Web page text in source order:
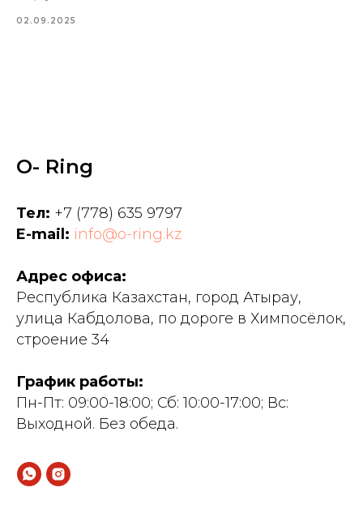
02.09.2025
O- Ring
Тел: +7 (778) 635 9797
E-mail: info@o-ring.kz
Адрес офиса:
Республика Казахстан, город Атырау,
улица Кабдолова, по дороге в Химпосёлок,
строение 34
График работы:
Пн-Пт: 09:00-18:00; Сб: 10:00-17:00; Вс:
Выходной. Без обеда.